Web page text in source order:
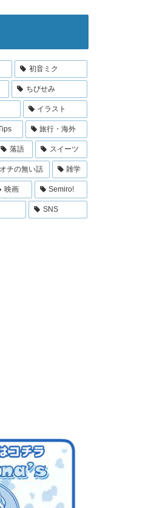
初音ミク
ちびせみ
イラスト
旅行・海外
落語 スイーツ
オチの無い話 雑学
映画 Semiro!
SNS